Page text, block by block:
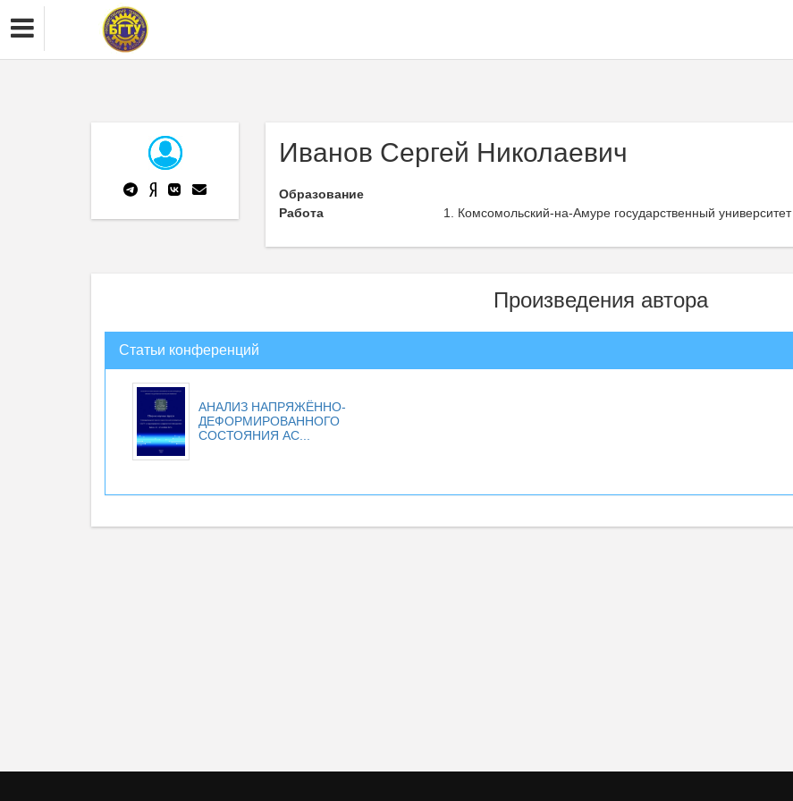
Иванов Сергей Николаевич
Образование
Работа
Комсомольский-на-Амуре государственный университет ,
Произведения автора
Статьи конференций
АНАЛИЗ НАПРЯЖЁННО-
ДЕФОРМИРОВАННОГО
СОСТОЯНИЯ АС...